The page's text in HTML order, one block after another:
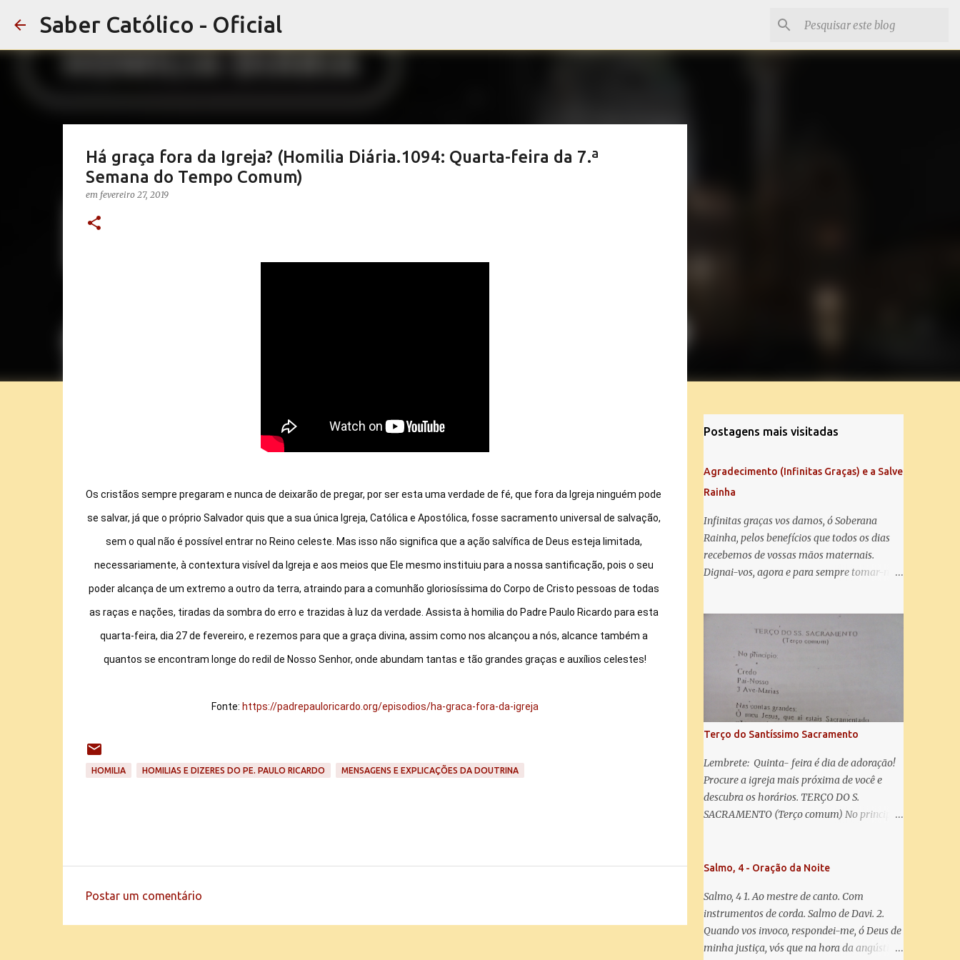
Saber Católico - Oficial
Há graça fora da Igreja? (Homilia Diária.1094: Quarta-feira da 7.ª
Semana do Tempo Comum)
em fevereiro 27, 2019
Os cristãos sempre pregaram e nunca de deixarão de pregar, por ser esta uma verdade de fé, que fora da Igreja ninguém pode
se salvar, já que o próprio Salvador quis que a sua única Igreja, Católica e Apostólica, fosse sacramento universal de salvação,
sem o qual não é possível entrar no Reino celeste. Mas isso não significa que a ação salvífica de Deus esteja limitada,
necessariamente, à contextura visível da Igreja e aos meios que Ele mesmo instituiu para a nossa santificação, pois o seu
poder alcança de um extremo a outro da terra, atraindo para a comunhão gloriosíssima do Corpo de Cristo pessoas de todas
as raças e nações, tiradas da sombra do erro e trazidas à luz da verdade. Assista à homilia do Padre Paulo Ricardo para esta
quarta-feira, dia 27 de fevereiro, e rezemos para que a graça divina, assim como nos alcançou a nós, alcance também a
quantos se encontram longe do redil de Nosso Senhor, onde abundam tantas e tão grandes graças e auxílios celestes!
Fonte: https://padrepauloricardo.org/episodios/ha-graca-fora-da-igreja
HOMILIA HOMILIAS E DIZERES DO PE. PAULO RICARDO MENSAGENS E EXPLICAÇÕES DA DOUTRINA
Postar um comentário
Postagens mais visitadas
Agradecimento (Infinitas Graças) e a Salve
Rainha
Infinitas graças vos damos, ó Soberana
Rainha, pelos benefícios que todos os dias
recebemos de vossas mãos maternais.
Dignai-vos, agora e para sempre tomar-nos
Salve Rainha: Salve Rainha , Mãe de
misericórdia, vida, doçura, esperança nossa,
salve! A vós bradamos os degredados filhos
de Eva, a vós suspiramos, gemendo e
chorando neste vale de lágrimas. Eia, pois,
Advogada nossa, estes vossos olhos
misericordiosos a nós volvei, e depois deste
desterro, mostrai-nos Jesus. Bendito é o
fruto do vosso ventre, ó clemente, ó piedosa,
ó doce e sempre Virgem Maria. Rogai por
nós Santa Mãe de Deus. Para que sejamos
dignos das promessas de Cristo. Amém.
Terço do Santíssimo Sacramento
Lembrete: Quinta- feira é dia de adoração!
Procure a igreja mais próxima de você e
descubra os horários. TERÇO DO S.
SACRAMENTO (Terço comum) No principio:
Sacramentado, não permitais que eu viva
coração ao Vosso e o Vosso ao meu, e, nem
sem Vós morra eu! Nas contas pequenas:
Sacramento de Amor! Misericórdia Senhor!
Glória ao Pai: Cristo pão da vida e remédio
Salmo, 4 - Oração da Noite
Salmo, 4 1. Ao mestre de canto. Com
instrumentos de corda. Salmo de Davi. 2.
Quando vos invoco, respondei-me, ó Deus de
minha justiça, vós que na hora da angústia